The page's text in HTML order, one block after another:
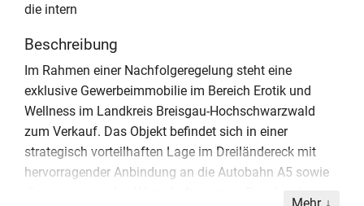
die intern
Beschreibung
Im Rahmen einer Nachfolgeregelung steht eine
exklusive Gewerbeimmobilie im Bereich Erotik und
Wellness im Landkreis Breisgau-Hochschwarzwald
zum Verkauf. Das Objekt befindet sich in einer
strategisch vorteilhaften Lage im Dreiländereck mit
hervorragender Anbindung an die Autobahn A5 sowie